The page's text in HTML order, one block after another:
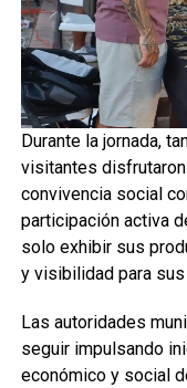
Durante la jornada,
visitantes
convivencia social
participación activa
solo exhibir sus
y visibilidad para
Las autoridades
seguir impulsando
económico y social